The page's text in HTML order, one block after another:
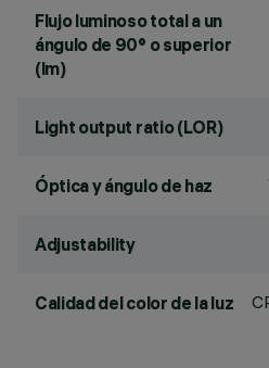
Flujo luminoso total a un
ángulo de 90° o superior
(lm)
Light output ratio (LOR)
Óptica y ángulo de haz
Adjustability
Calidad del color de la luz